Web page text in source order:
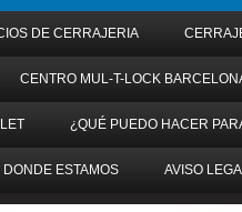
DE CERRAJERIA
CENTRO MUL-T-LOCK
¿QUÉ PUEDO HACER
DONDE ESTAMOS AVISO